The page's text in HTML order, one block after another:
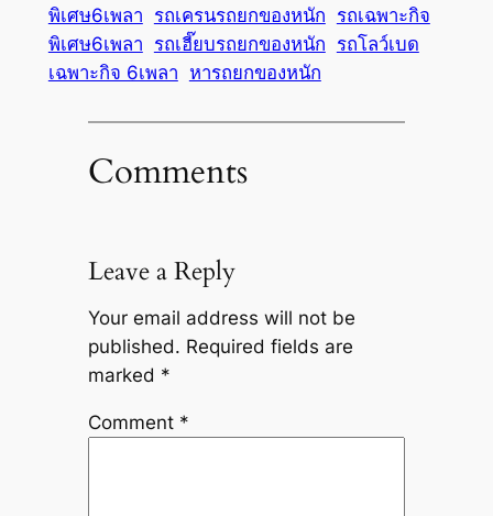
พิเศษ6เพลา รถเครนรถยกของหนัก รถเฉพาะกิจ
พิเศษ6เพลา รถเฮี๊ยบรถยกของหนัก รถโลว์เบด
เฉพาะกิจ 6เพลา หารถยกของหนัก
Comments
Leave a Reply
Your email address will not be
published. Required fields are
marked *
Comment *